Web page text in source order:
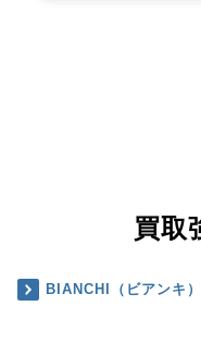
買取
BIANCHI（ビアンキ）